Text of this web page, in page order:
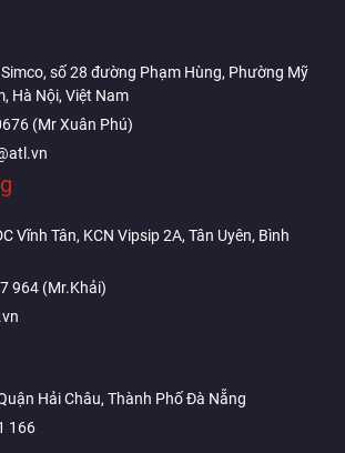
số 28 đường Phạm Hùng, Phường Mỹ
Hà Nội, Việt Nam
(Mr Xuân Phú)
Vĩnh Tân, KCN Vipsip 2A, Tân Uyên, Bình
964 (Mr.Khải)
Hải Châu, Thành Phố Đà Nẵng
166